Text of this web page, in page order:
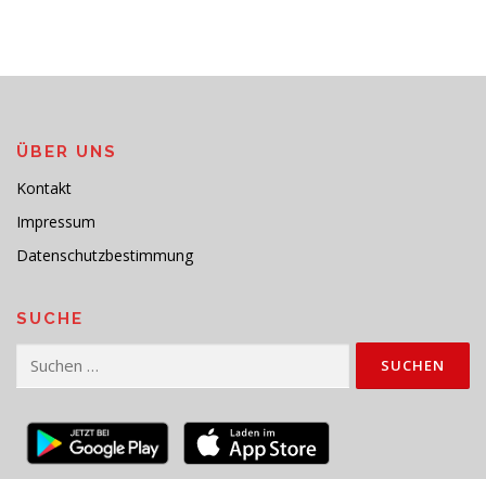
ÜBER UNS
Kontakt
Impressum
Datenschutzbestimmung
SUCHE
Suchen